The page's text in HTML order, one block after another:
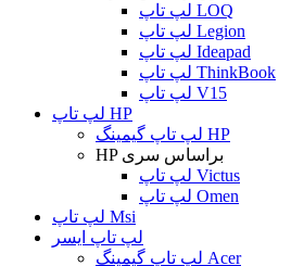
لپ تاپ LOQ
لپ تاپ Legion
لپ تاپ Ideapad
لپ تاپ ThinkBook
لپ تاپ V15
لپ تاپ HP
لپ تاپ گیمینگ HP
HP براساس سری
لپ تاپ Victus
لپ تاپ Omen
لپ تاپ Msi
لپ تاپ ایسر
لپ تاپ گیمینگ Acer